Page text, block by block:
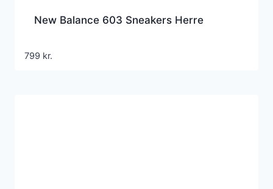
New Balance 603 Sneakers Herre
799 kr.